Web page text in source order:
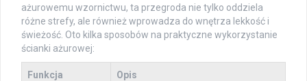
ażurowemu wzornictwu, ta przegroda nie tylko oddziela
różne strefy, ale również wprowadza do wnętrza lekkość i
świeżość. Oto kilka sposobów na praktyczne wykorzystanie
ścianki ażurowej:
Funkcja Opis